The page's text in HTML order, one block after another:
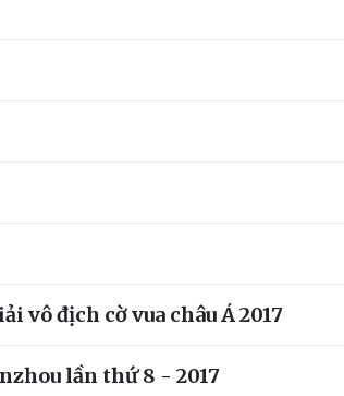
vô địch cờ vua châu Á 2017
lần thứ 8 - 2017